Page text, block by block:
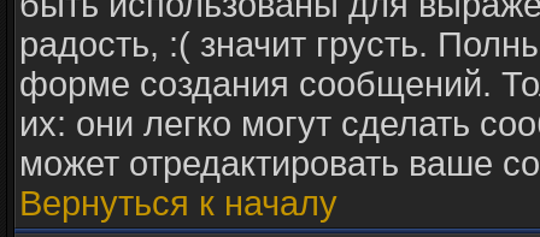
радость, :( значит грусть.
форме создания сообщений.
их: они легко могут сделать
может отредактировать ваше
Вернуться к началу